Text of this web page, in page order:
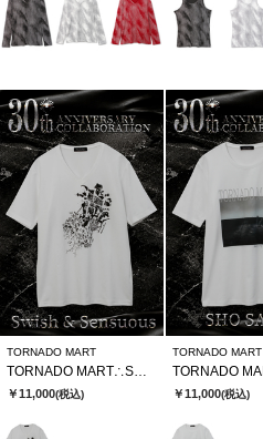
TORNADO MART
￥11,000(税込)
TORNADO MART
￥11,000(税込)